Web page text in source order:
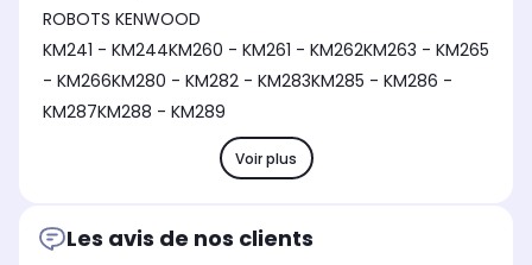
ROBOTS KENWOOD
KM241 - KM244KM260 - KM261 - KM262KM263 - KM265
- KM266KM280 - KM282 - KM283KM285 - KM286 -
KM287KM288 - KM289
Voir plus
Les avis de nos clients